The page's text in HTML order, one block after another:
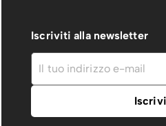
Iscriviti alla newsletter